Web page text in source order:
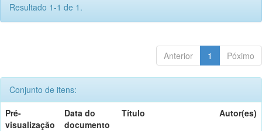
Resultado 1-1 de 1.
Anterior 1 Póximo
Conjunto de itens:
Pré-
visualização
Data do
documento
Título Autor(es)